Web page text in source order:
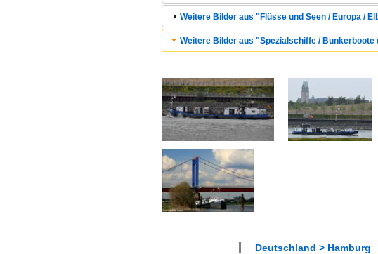
Weitere Bilder aus "Flüsse und Seen / Europa /
Weitere Bilder aus "Spezialschiffe / Bunkerboote
Deutschland > Hamburg